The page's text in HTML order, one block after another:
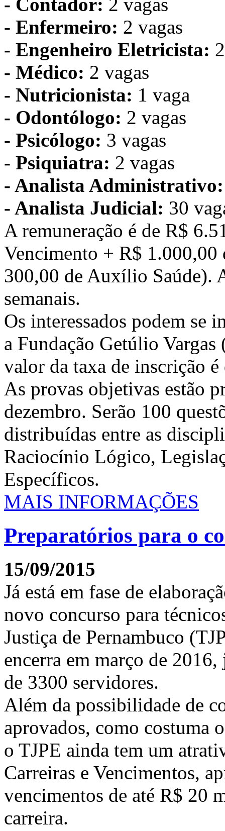
- Contador: 2 vagas
- Enfermeiro: 2 vagas
- Engenheiro Eletricista:
- Médico: 2 vagas
- Nutricionista: 1 vaga
- Odontólogo: 2 vagas
- Psicólogo: 3 vagas
- Psiquiatra: 2 vagas
- Analista Administrativo:
- Analista Judicial: 30
A remuneração é de R$
Vencimento + R$
300,00 de Auxílio Saúde).
semanais.
Os interessados podem se
a Fundação Getúlio
valor da taxa de inscrição
As provas objetivas estão
dezembro. Serão 100
distribuídas entre as
Raciocínio Lógico,
Específicos.
MAIS INFORMAÇÕES
Preparatórios para o
15/09/2015
Já está em fase de
novo concurso para
Justiça de Pernambuco
encerra em março de
de 3300 servidores.
Além da possibilidade de
aprovados, como costuma
o TJPE ainda tem um
Carreiras e Vencimentos,
vencimentos de até R$ 20
carreira.